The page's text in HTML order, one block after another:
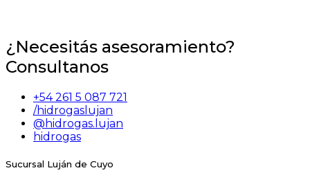
¿Necesitás asesoramiento?
Consultanos
+54 261 5 087 721
/hidrogaslujan
@hidrogas.lujan
hidrogas
Sucursal Luján de Cuyo